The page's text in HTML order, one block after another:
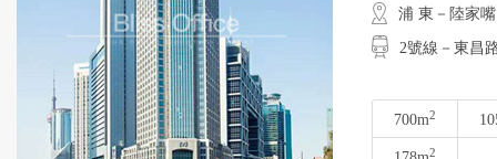
浦 東－陸家嘴
2號線－東昌
700m2
2